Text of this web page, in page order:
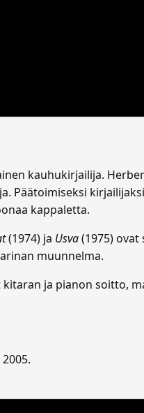
kauhukirjailija.
Päätoimiseksi
kappaletta.
(1974) ja Usva(1975)
muunnelma.
ja pianon soitto,